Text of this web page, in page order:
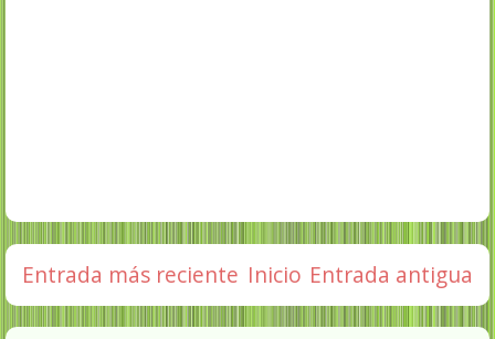
Entrada más reciente Entrada antigua
Inicio